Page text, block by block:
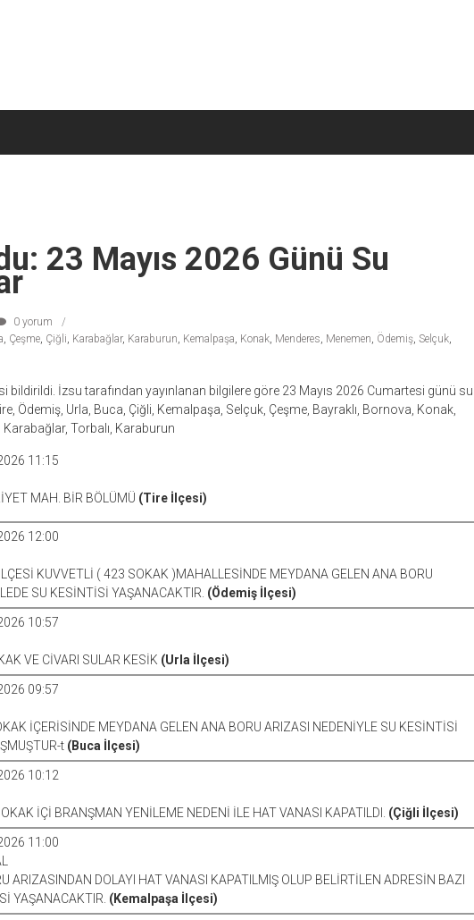
23 Mayıs 2026 Günü Su
0 yorum
, Çeşme, Çiğli, Karabağlar, Karaburun, Kemalpaşa, Konak, Menderes, Menemen, Ödemiş, Selçuk,
bildirildi. İzsu tarafından yayınlanan bilgilere göre 23 Mayıs 2026 Cumartesi günü su
Ödemiş, Urla, Buca, Çiğli, Kemalpaşa, Selçuk, Çeşme, Bayraklı, Bornova, Konak,
Torbalı, Karaburun
11:15
MAH. BİR BÖLÜMÜ (Tire İlçesi)
12:00
KUVVETLİ ( 423 SOKAK )MAHALLESİNDE MEYDANA GELEN ANA BORU
SU KESİNTİSİ YAŞANACAKTIR. (Ödemiş İlçesi)
10:57
VE CİVARI SULAR KESİK (Urla İlçesi)
09:57
İÇERİSİNDE MEYDANA GELEN ANA BORU ARIZASI NEDENİYLE SU KESİNTİSİ
t (Buca İlçesi)
10:12
İÇİ BRANŞMAN YENİLEME NEDENİ İLE HAT VANASI KAPATILDI. (Çiğli İlçesi)
11:00
ARIZASINDAN DOLAYI HAT VANASI KAPATILMIŞ OLUP BELİRTİLEN ADRESİN BAZI
YAŞANACAKTIR. (Kemalpaşa İlçesi)